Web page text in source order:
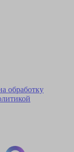
обработку